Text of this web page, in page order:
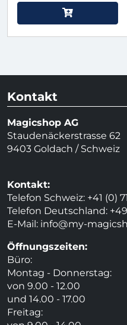
Kontakt
Magicshop AG
Staudenäckerstrasse 62
9403 Goldach / Schweiz
Kontakt:
Telefon Schweiz: +41 (0)
Telefon Deutschland: +49
E-Mail: info@my-
Öffnungszeiten:
Büro:
Montag - Donnerstag:
von 9.00 - 12.00
und 14.00 - 17.00
Freitag: